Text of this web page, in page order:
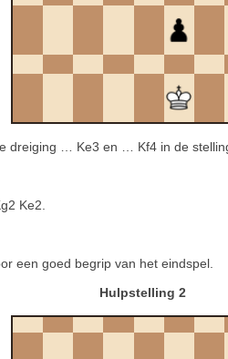
dreiging … Ke3 en … Kf4 in de
Ke2.
een goed begrip van het eindspel.
Hulpstelling 2